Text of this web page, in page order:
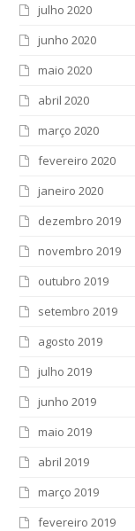
julho 2020
junho 2020
maio 2020
abril 2020
março 2020
fevereiro 2020
janeiro 2020
dezembro 2019
novembro 2019
outubro 2019
setembro 2019
agosto 2019
julho 2019
junho 2019
maio 2019
abril 2019
março 2019
fevereiro 2019